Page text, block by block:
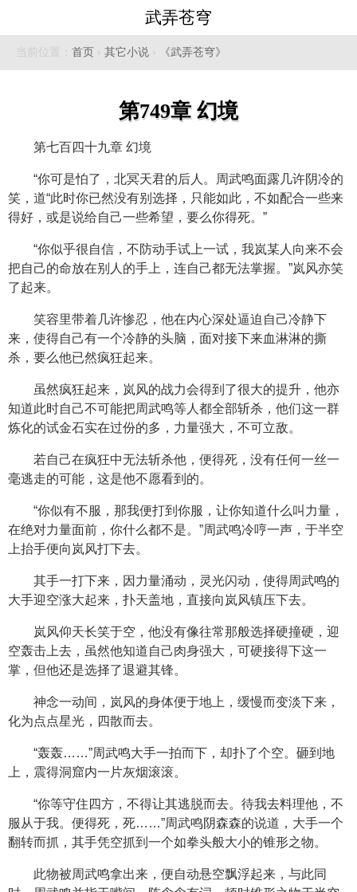
武弄苍穹
当前位置： 首页 › 其它小说 › 《武弄苍穹》
第749章 幻境
第七百四十九章 幻境
“你可是怕了，北冥天君的后人。周武鸣面露几许阴冷的
笑，道“此时你已然没有别选择，只能如此，不如配合一些来
得好，或是说给自己一些希望，要么你得死。”
“你似乎很自信，不防动手试上一试，我岚某人向来不会
把自己的命放在别人的手上，连自己都无法掌握。”岚风亦笑
了起来。
笑容里带着几许惨忍，他在内心深处逼迫自己冷静下
来，使得自己有一个冷静的头脑，面对接下来血淋淋的撕
杀，要么他已然疯狂起来。
虽然疯狂起来，岚风的战力会得到了很大的提升，他亦
知道此时自己不可能把周武鸣等人都全部斩杀，他们这一群
炼化的试金石实在过份的多，力量强大，不可立敌。
若自己在疯狂中无法斩杀他，便得死，没有任何一丝一
毫逃走的可能，这是他不愿看到的。
“你似有不服，那我便打到你服，让你知道什么叫力量，
在绝对力量面前，你什么都不是。”周武鸣冷哼一声，于半空
上抬手便向岚风打下去。
其手一打下来，因力量涌动，灵光闪动，使得周武鸣的
大手迎空涨大起来，扑天盖地，直接向岚风镇压下去。
岚风仰天长笑于空，他没有像往常那般选择硬撞硬，迎
空轰击上去，虽然他知道自己肉身强大，可硬接得下这一
掌，但他还是选择了退避其锋。
神念一动间，岚风的身体便于地上，缓慢而变淡下来，
化为点点星光，四散而去。
“轰轰……”周武鸣大手一拍而下，却扑了个空。砸到地
上，震得洞窟内一片灰烟滚滚。
“你等守住四方，不得让其逃脱而去。待我去料理他，不
服从于我。便得死，死……”周武鸣阴森森的说道，大手一个
翻转而抓，其手凭空抓到一个如拳头般大小的锥形之物。
此物被周武鸣拿出来，便自动悬空飘浮起来，与此同